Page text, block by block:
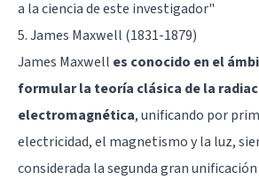
a la ciencia de este investigador"
5. James Maxwell (1831-1879)
James Maxwell es conocido en el
formular la teoría clásica de la
electromagnética, unificando por
electricidad, el magnetismo y la luz,
considerada la segunda gran